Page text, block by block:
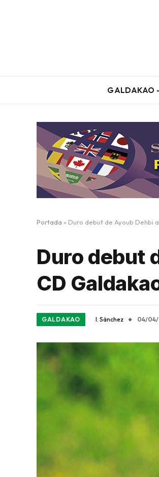
GALDAKAO
Portada » Duro debut de Ayoub Dehbi
Duro debut
CD
GALDAKAO I. Sánchez 04/